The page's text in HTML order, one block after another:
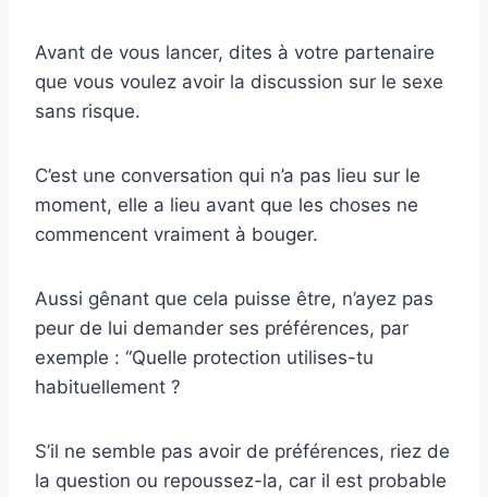
Avant de vous lancer, dites à votre partenaire
que vous voulez avoir la discussion sur le sexe
sans risque.
C’est une conversation qui n’a pas lieu sur le
moment, elle a lieu avant que les choses ne
commencent vraiment à bouger.
Aussi gênant que cela puisse être, n’ayez pas
peur de lui demander ses préférences, par
exemple : “Quelle protection utilises-tu
habituellement ?
S’il ne semble pas avoir de préférences, riez de
la question ou repoussez-la, car il est probable